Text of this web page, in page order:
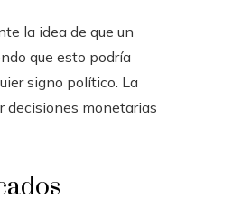
la idea de que un
que esto podría
signo político. La
decisiones monetarias